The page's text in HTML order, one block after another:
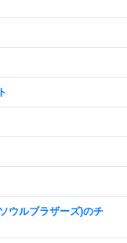
ウルブラザーズ)のチ